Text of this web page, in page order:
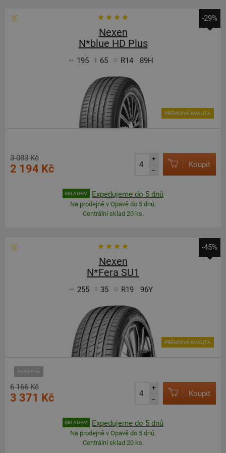
-29%
Nexen
N*blue HD Plus
195 65 R14 89H
PRÉMIOVÁ KVALITA
3 083 Kč
2 194 Kč
+
–
Koupit
SKLADEM Expedujeme do 5 dnů
Na prodejně v Opavě do 5 dnů.
Centrální sklad 20 ks.
-45%
Nexen
N*Fera SU1
255 35 R19 96Y
ZESÍLENÁ
PRÉMIOVÁ KVALITA
6 166 Kč
3 371 Kč
+
–
Koupit
SKLADEM Expedujeme do 5 dnů
Na prodejně v Opavě do 5 dnů.
Centrální sklad 20 ks.